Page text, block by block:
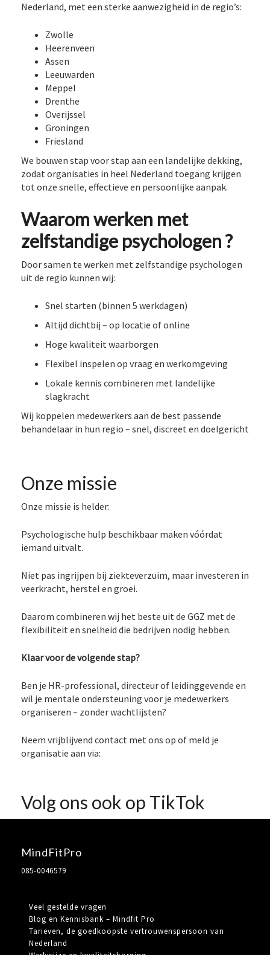
Nederland, met een sterke aanwezigheid in de regio’s:
Zwolle
Heerenveen
Assen
Leeuwarden
Meppel
Drenthe
Overijssel
Groningen
Friesland
We bouwen stap voor stap aan een landelijke dekking,
zodat organisaties in heel Nederland toegang krijgen
tot onze snelle, effectieve en persoonlijke aanpak.
Waarom werken met
zelfstandige psychologen ?
Door samen te werken met zelfstandige psychologen
uit de regio kunnen wij:
Snel starten (binnen 5 werkdagen)
Altijd dichtbij – op locatie of online
Hoge kwaliteit waarborgen
Flexibel inspelen op vraag en werkomgeving
Lokale kennis combineren met landelijke
slagkracht
Wij koppelen medewerkers aan de best passende
behandelaar in hun regio – snel, discreet en doelgericht
Onze missie
Onze missie is helder:
Psychologische hulp beschikbaar maken vóórdat
iemand uitvalt.
Niet pas ingrijpen bij ziekteverzuim, maar investeren in
veerkracht, herstel en groei.
Daarom combineren wij het beste uit de GGZ met de
flexibiliteit en snelheid die bedrijven nodig hebben.
Klaar voor de volgende stap?
Ben je HR-professional, directeur of leidinggevende en
wil je mentale ondersteuning voor je medewerkers
organiseren – zonder wachtlijsten?
Neem vrijblijvend contact met ons op of meld je
organisatie aan via:
Volg ons ook op TikTok
MindFitPro
085-0046579
Veel gestelde vragen
Blog en Kennisbank – Mindfit Pro
Tarieven, de goedkoopste vertrouwenspersoon van
Nederland